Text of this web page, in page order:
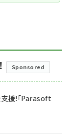
Sponsored
援!「Parasoft